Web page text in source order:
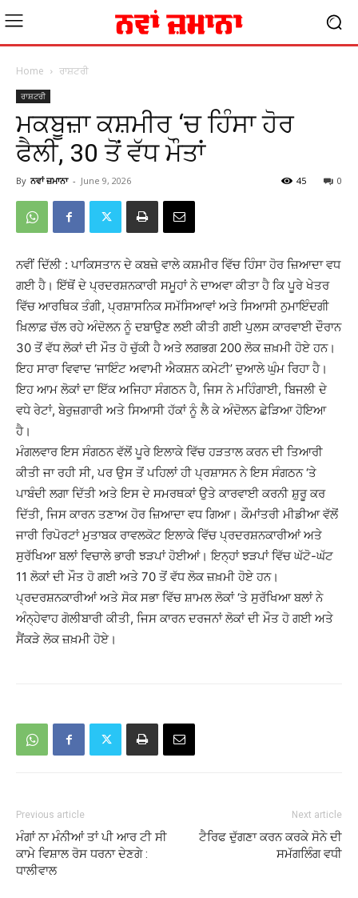
Home ਰਾਸ਼ਟਰੀ
ਰਾਸ਼ਟਰੀ
ਮਕਬੂਜ਼ਾ ਕਸ਼ਮੀਰ ‘ਚ ਹਿੰਸਾ ਹੋਰ
ਫੈਲੀ, 30 ਤੋਂ ਵੱਧ ਮੌਤਾਂ
By ਨਵਾਂ ਜ਼ਮਾਨਾ - June 9, 2026 0
45
ਨਵੀਂ ਦਿੱਲੀ : ਪਾਕਿਸਤਾਨ ਦੇ ਕਬਜ਼ੇ ਵਾਲੇ ਕਸ਼ਮੀਰ ਵਿੱਚ ਹਿੰਸਾ ਹੋਰ ਜ਼ਿਆਦਾ ਵਧ
ਗਈ ਹੈ। ਇੱਥੋਂ ਦੇ ਪ੍ਰਦਰਸ਼ਨਕਾਰੀ ਸਮੂਹਾਂ ਨੇ ਦਾਅਵਾ ਕੀਤਾ ਹੈ ਕਿ ਪੂਰੇ ਖੇਤਰ
ਵਿੱਚ ਆਰਥਿਕ ਤੰਗੀ, ਪ੍ਰਸ਼ਾਸਨਿਕ ਸਮੱਸਿਆਵਾਂ ਅਤੇ ਸਿਆਸੀ ਨੁਮਾਇੰਦਗੀ
ਖ਼ਿਲਾਫ਼ ਚੱਲ ਰਹੇ ਅੰਦੋਲਨ ਨੂੰ ਦਬਾਉਣ ਲਈ ਕੀਤੀ ਗਈ ਪੁਲਸ ਕਾਰਵਾਈ ਦੌਰਾਨ
30 ਤੋਂ ਵੱਧ ਲੋਕਾਂ ਦੀ ਮੌਤ ਹੋ ਚੁੱਕੀ ਹੈ ਅਤੇ ਲਗਭਗ 200 ਲੋਕ ਜ਼ਖ਼ਮੀ ਹੋਏ ਹਨ।
ਇਹ ਸਾਰਾ ਵਿਵਾਦ ‘ਜਾਇੰਟ ਅਵਾਮੀ ਐਕਸ਼ਨ ਕਮੇਟੀ’ ਦੁਆਲੇ ਘੁੰਮ ਰਿਹਾ ਹੈ।
ਇਹ ਆਮ ਲੋਕਾਂ ਦਾ ਇੱਕ ਅਜਿਹਾ ਸੰਗਠਨ ਹੈ, ਜਿਸ ਨੇ ਮਹਿੰਗਾਈ, ਬਿਜਲੀ ਦੇ
ਵਧੇ ਰੇਟਾਂ, ਬੇਰੁਜ਼ਗਾਰੀ ਅਤੇ ਸਿਆਸੀ ਹੱਕਾਂ ਨੂੰ ਲੈ ਕੇ ਅੰਦੋਲਨ ਛੇੜਿਆ ਹੋਇਆ
ਹੈ।
ਮੰਗਲਵਾਰ ਇਸ ਸੰਗਠਨ ਵੱਲੋਂ ਪੂਰੇ ਇਲਾਕੇ ਵਿੱਚ ਹੜਤਾਲ ਕਰਨ ਦੀ ਤਿਆਰੀ
ਕੀਤੀ ਜਾ ਰਹੀ ਸੀ, ਪਰ ਉਸ ਤੋਂ ਪਹਿਲਾਂ ਹੀ ਪ੍ਰਸ਼ਾਸਨ ਨੇ ਇਸ ਸੰਗਠਨ ‘ਤੇ
ਪਾਬੰਦੀ ਲਗਾ ਦਿੱਤੀ ਅਤੇ ਇਸ ਦੇ ਸਮਰਥਕਾਂ ਉਤੇ ਕਾਰਵਾਈ ਕਰਨੀ ਸ਼ੁਰੂ ਕਰ
ਦਿੱਤੀ, ਜਿਸ ਕਾਰਨ ਤਣਾਅ ਹੋਰ ਜ਼ਿਆਦਾ ਵਧ ਗਿਆ। ਕੌਮਾਂਤਰੀ ਮੀਡੀਆ ਵੱਲੋਂ
ਜਾਰੀ ਰਿਪੋਰਟਾਂ ਮੁਤਾਬਕ ਰਾਵਲਕੋਟ ਇਲਾਕੇ ਵਿੱਚ ਪ੍ਰਦਰਸ਼ਨਕਾਰੀਆਂ ਅਤੇ
ਸੁਰੱਖਿਆ ਬਲਾਂ ਵਿਚਾਲੇ ਭਾਰੀ ਝੜਪਾਂ ਹੋਈਆਂ। ਇਨ੍ਹਾਂ ਝੜਪਾਂ ਵਿੱਚ ਘੱਟੋ-ਘੱਟ
11 ਲੋਕਾਂ ਦੀ ਮੌਤ ਹੋ ਗਈ ਅਤੇ 70 ਤੋਂ ਵੱਧ ਲੋਕ ਜ਼ਖ਼ਮੀ ਹੋਏ ਹਨ।
ਪ੍ਰਦਰਸ਼ਨਕਾਰੀਆਂ ਅਤੇ ਸੋਕ ਸਭਾ ਵਿੱਚ ਸ਼ਾਮਲ ਲੋਕਾਂ ‘ਤੇ ਸੁਰੱਖਿਆ ਬਲਾਂ ਨੇ
ਅੰਨ੍ਹੇਵਾਹ ਗੋਲੀਬਾਰੀ ਕੀਤੀ, ਜਿਸ ਕਾਰਨ ਦਰਜਨਾਂ ਲੋਕਾਂ ਦੀ ਮੌਤ ਹੋ ਗਈ ਅਤੇ
ਸੈਂਕੜੇ ਲੋਕ ਜ਼ਖ਼ਮੀ ਹੋਏ।
Previous article
ਮੰਗਾਂ ਨਾ ਮੰਨੀਆਂ ਤਾਂ ਪੀ ਆਰ ਟੀ ਸੀ
ਕਾਮੇ ਵਿਸ਼ਾਲ ਰੋਸ ਧਰਨਾ ਦੇਣਗੇ :
ਧਾਲੀਵਾਲ
Next article
ਟੈਰਿਫ ਦੁੱਗਣਾ ਕਰਨ ਕਰਕੇ ਸੋਨੇ ਦੀ
ਸਮੱਗਲਿੰਗ ਵਧੀ